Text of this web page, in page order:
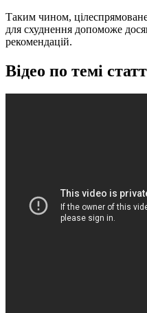
Таким чином,
для схуднення допоможе
рекомендацій.
Відео по темі